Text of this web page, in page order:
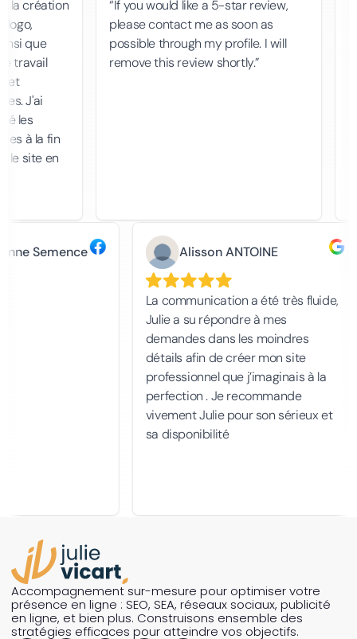
Accompagnement sur-mesure pour optimiser votre
présence en ligne : SEO, SEA, réseaux sociaux, publicité
en ligne, et bien plus. Construisons ensemble des
stratégies efficaces pour atteindre vos objectifs.